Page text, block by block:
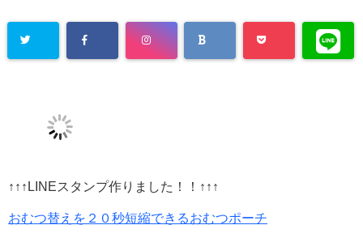
↑↑↑LINEスタンプ作りました！！↑↑↑
おむつ替えを２０秒短縮できるおむつポーチ